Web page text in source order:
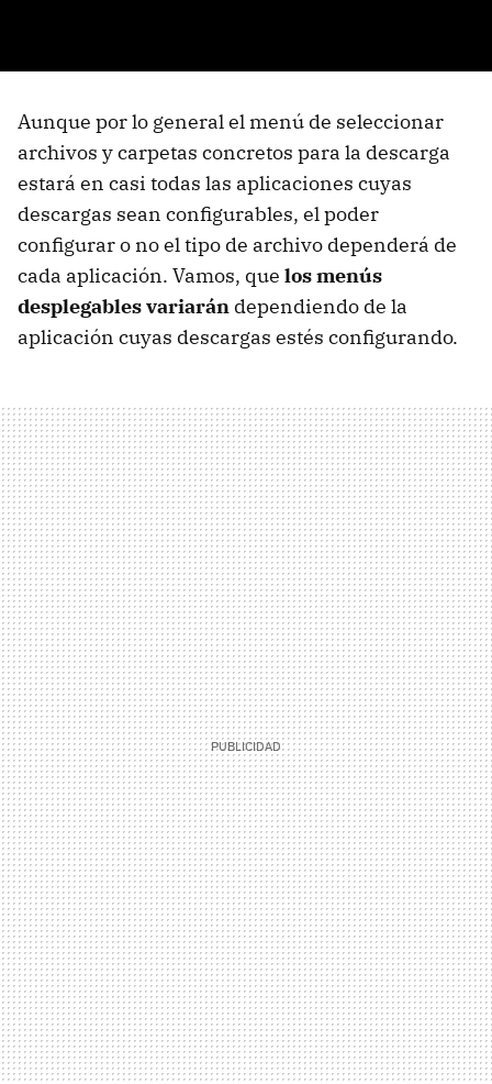
Aunque por lo general el menú de seleccionar
archivos y carpetas concretos para la descarga
estará en casi todas las aplicaciones cuyas
descargas sean configurables, el poder
configurar o no el tipo de archivo dependerá de
cada aplicación. Vamos, que los menús
desplegables variarán dependiendo de la
aplicación cuyas descargas estés configurando.